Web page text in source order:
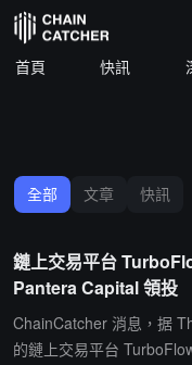
首頁 快訊
全部 文章 快訊
鏈上交易平台
Pantera Capital 領投
ChainCatcher 消息，据
的鏈上交易平台